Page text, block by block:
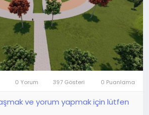
0 Yorum 397 Gösteri 0 Puanlama
ve yorum yapmak için lütfen